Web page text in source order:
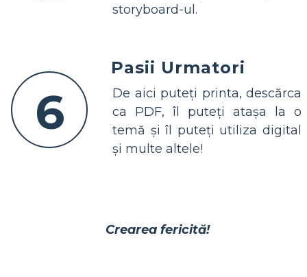
storyboard-ul.
6
Pasii Urmatori
De aici puteți printa, descărca
ca PDF, îl puteți atașa la o
temă și îl puteți utiliza digital
și multe altele!
Crearea fericită!